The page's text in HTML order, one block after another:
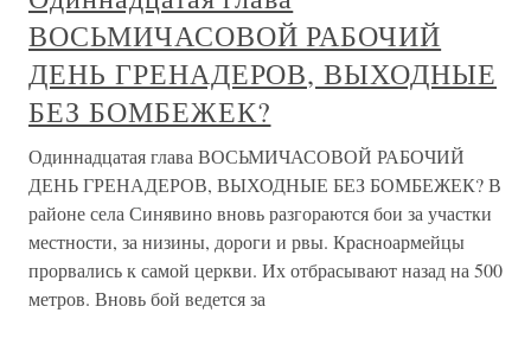
ВОСЬМИЧАСОВОЙ РАБОЧИЙ
ДЕНЬ ГРЕНАДЕРОВ, ВЫХОДНЫЕ
БЕЗ БОМБЕЖЕК?
Одиннадцатая глава ВОСЬМИЧАСОВОЙ РАБОЧИЙ
ДЕНЬ ГРЕНАДЕРОВ, ВЫХОДНЫЕ БЕЗ БОМБЕЖЕК? В
районе села Синявино вновь разгораются бои за участки
местности, за низины, дороги и рвы. Красноармейцы
прорвались к самой церкви. Их отбрасывают назад на 500
метров. Вновь бой ведется за